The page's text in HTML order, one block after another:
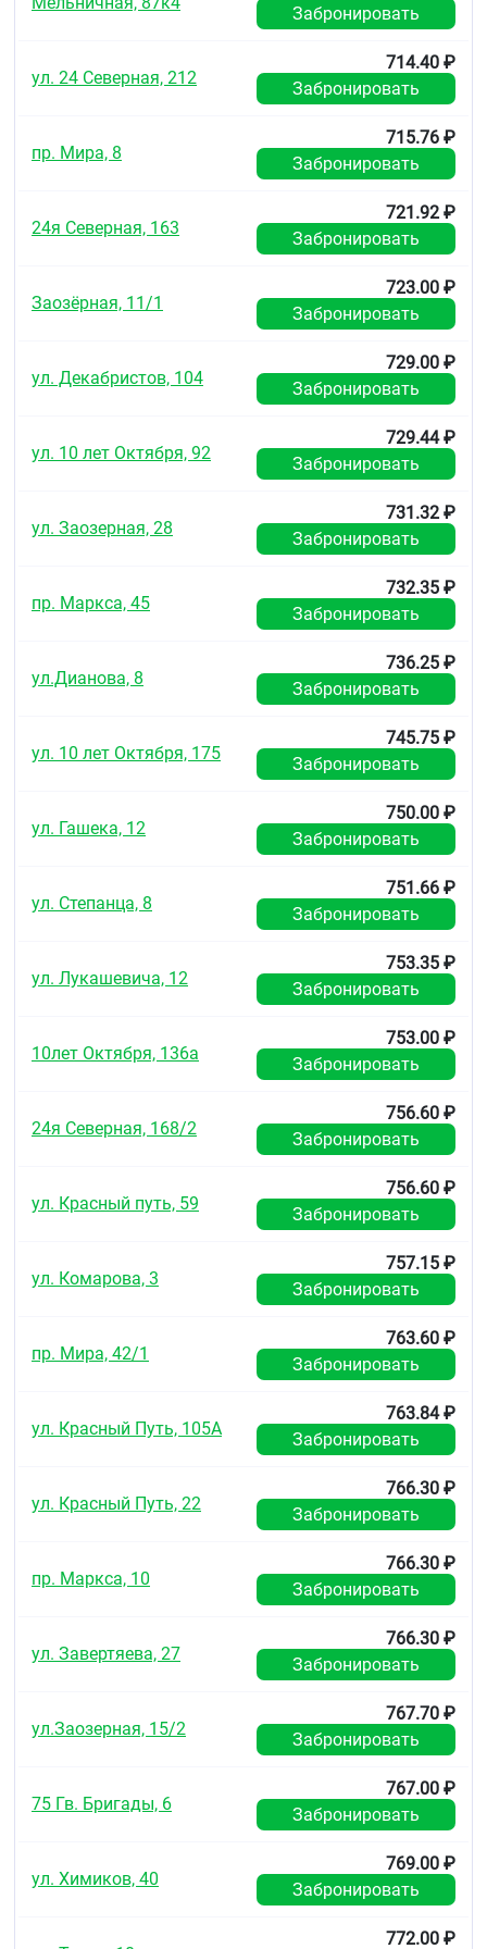
Забронировать
ул. 24 Северная, 212
714.40 ₽
Забронировать
пр. Мира, 8
715.76 ₽
Забронировать
24я Северная, 163
721.92 ₽
Забронировать
Заозёрная, 11/1
723.00 ₽
Забронировать
ул. Декабристов, 104
729.00 ₽
Забронировать
ул. 10 лет Октября, 92
729.44 ₽
Забронировать
ул. Заозерная, 28
731.32 ₽
Забронировать
пр. Маркса, 45
732.35 ₽
Забронировать
ул.Дианова, 8
736.25 ₽
Забронировать
ул. 10 лет Октября, 175
745.75 ₽
Забронировать
ул. Гашека, 12
750.00 ₽
Забронировать
ул. Степанца, 8
751.66 ₽
Забронировать
ул. Лукашевича, 12
753.35 ₽
Забронировать
10лет Октября, 136а
753.00 ₽
Забронировать
24я Северная, 168/2
756.60 ₽
Забронировать
ул. Красный путь, 59
756.60 ₽
Забронировать
ул. Комарова, 3
757.15 ₽
Забронировать
пр. Мира, 42/1
763.60 ₽
Забронировать
ул. Красный Путь, 105А
763.84 ₽
Забронировать
ул. Красный Путь, 22
766.30 ₽
Забронировать
пр. Маркса, 10
766.30 ₽
Забронировать
ул. Завертяева, 27
766.30 ₽
Забронировать
ул.Заозерная, 15/2
767.70 ₽
Забронировать
75 Гв. Бригады, 6
767.00 ₽
Забронировать
ул. Химиков, 40
769.00 ₽
Забронировать
772.00 ₽